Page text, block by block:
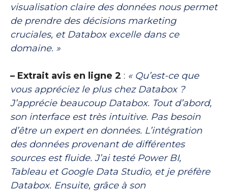
visualisation claire des données nous permet
de prendre des décisions marketing
cruciales, et Databox excelle dans ce
domaine. »
– Extrait avis en ligne 2 : « Qu’est-ce que
vous appréciez le plus chez Databox ?
J’apprécie beaucoup Databox. Tout d’abord,
son interface est très intuitive. Pas besoin
d’être un expert en données. L’intégration
des données provenant de différentes
sources est fluide. J’ai testé Power BI,
Tableau et Google Data Studio, et je préfère
Databox. Ensuite, grâce à son